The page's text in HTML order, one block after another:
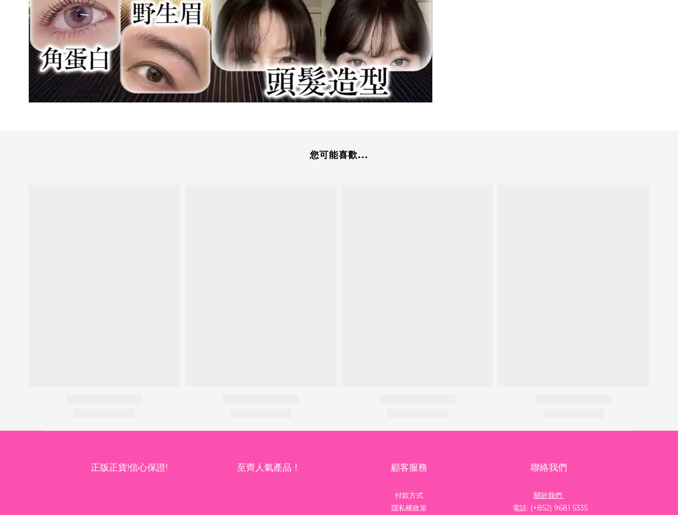
您可能喜歡...
正版正貨!信心保證! 至齊人氣產品！ 顧客服務
付款方式
隱私權政策
聯絡我們
關於我們
電話: (+852) 9681 5335